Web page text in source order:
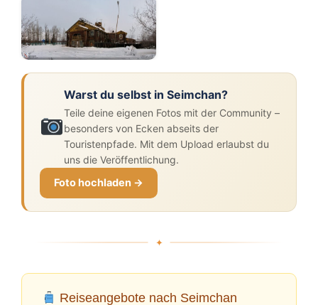
Warst du selbst in Seimchan?
Teile deine eigenen Fotos mit der Community –
besonders von Ecken abseits der
Touristenpfade. Mit dem Upload erlaubst du
uns die Veröffentlichung.
Foto hochladen →
Reiseangebote nach Seimchan